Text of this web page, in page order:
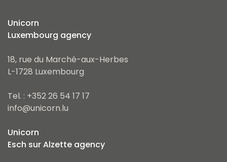
Unicorn
Luxembourg agency
18, rue du Marché-aux-Herbes
L-1728 Luxembourg
Tel. : +352 26 54 17 17
info@unicorn.lu
Unicorn
Esch sur Alzette agency